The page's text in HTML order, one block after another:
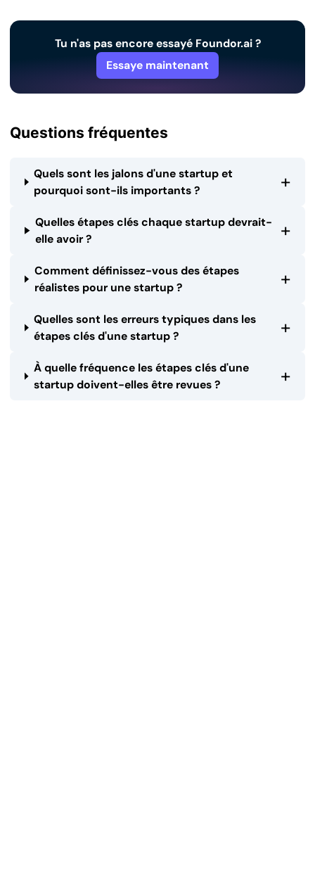
Tu n'as pas encore essayé Foundor.ai ?
Essaye maintenant
Questions fréquentes
Quels sont les jalons d'une startup et
pourquoi sont-ils importants ?
+
Quelles étapes clés chaque startup devrait-
elle avoir ?
+
Comment définissez-vous des étapes
réalistes pour une startup ?
+
Quelles sont les erreurs typiques dans les
étapes clés d'une startup ?
+
À quelle fréquence les étapes clés d'une
startup doivent-elles être revues ?
+